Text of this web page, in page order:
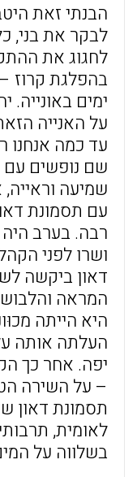
הבנתי זאת
לבקר את בני,
לחגוג את
בהפלגת קרוז
על האנייה
עד כמה אנחנו
שם נופשים עם
שמיעה וראייה,
עם תסמונת
רבה. בערב היה
ושרו לפני
דאון ביקשה
המראה
היא הייתה
העלתה אותה
יפה. אחר כך
– על השירה
תסמונת דאון
לאומית,
בשלווה על